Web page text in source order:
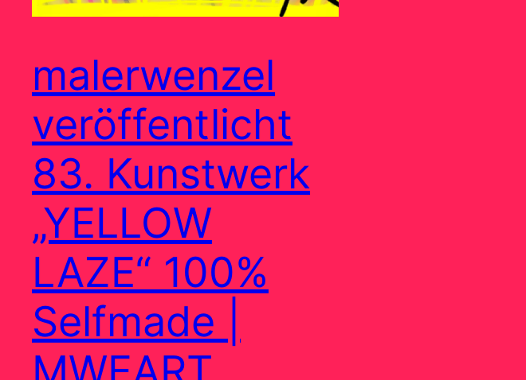
malerwenzel
veröffentlicht
83. Kunstwerk
„YELLOW
LAZE“ 100%
Selfmade |